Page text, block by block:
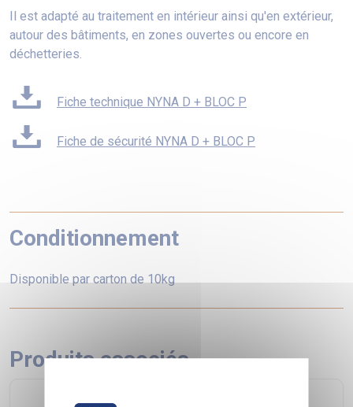
Il est adapté au traitement en intérieur ainsi qu'en extérieur,
autour des bâtiments, en zones ouvertes ou encore en
déchetteries.
Fiche technique NYNA D + BLOC P
Fiche de sécurité NYNA D + BLOC P
Conditionnement
Disponible par carton de 10kg
Produits associés